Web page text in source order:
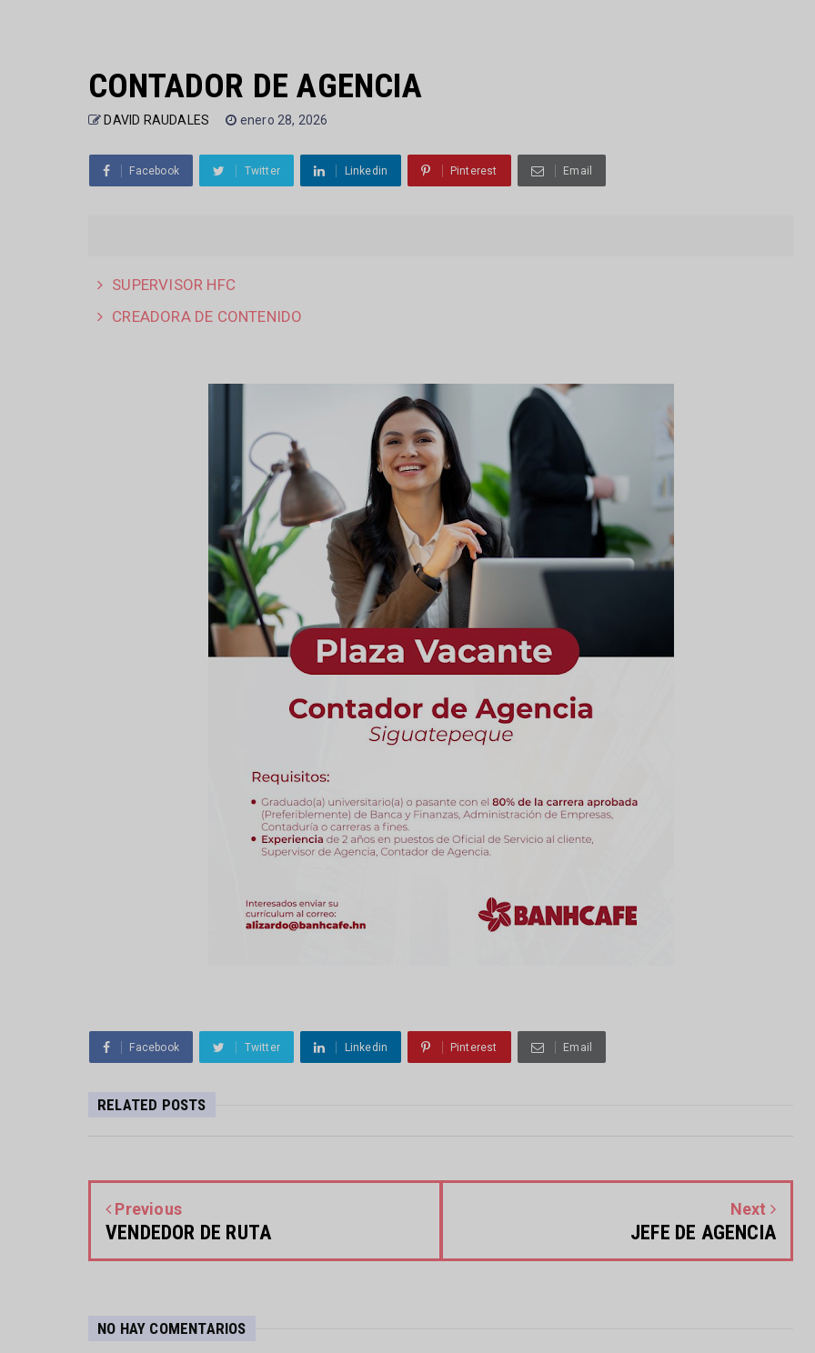
CONTADOR DE AGENCIA
DAVID RAUDALES enero 28, 2026
Facebook Twitter Linkedin Pinterest Email
SUPERVISOR HFC
CREADORA DE CONTENIDO
Facebook Twitter Linkedin Pinterest Email
RELATED POSTS
Previous
VENDEDOR DE RUTA
Next
JEFE DE AGENCIA
NO HAY COMENTARIOS